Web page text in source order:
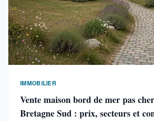
IMMOBILIER
Vente maison bord de mer pas
Bretagne Sud : prix, secteurs et